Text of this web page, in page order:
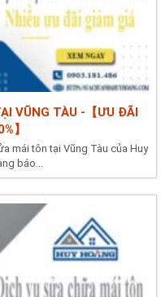
VŨNG TÀU -【ƯU ĐÃI
】
mái tôn tại Vũng Tàu của Huy
báo...